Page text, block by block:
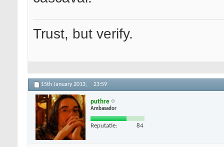
Trust, but verify.
15th January 2013, 23:59
puthre
Ambasador
Reputatie: 84